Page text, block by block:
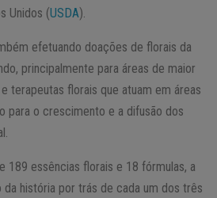
Unidos (USDA).
efetuando doações de florais da
principalmente para áreas de maior
terapeutas florais que atuam em áreas
para o crescimento e a difusão dos
189 essências florais e 18 fórmulas, a
da história por trás de cada um dos três